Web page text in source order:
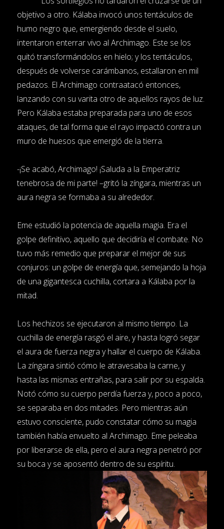
objetivo a otro. Kálaba invocó unos tentáculos de
humo negro que, emergiendo desde el suelo,
intentaron enterrar vivo al Archimago. Este se los
quitó transformándolos en hielo; y los tentáculos,
después de volverse carámbanos, estallaron en mil
pedazos. El Archimago contraatacó entonces,
lanzando con su varita otro de aquellos rayos de luz.
Pero Kálaba estaba preparada para uno de esos
ataques, de tal forma que el rayo impactó contra un
muro de huesos que emergió de la tierra.
-¡Se acabó, Archimago! ¡Saluda a la Emperatriz
tenebrosa de mi parte! –gritó la zíngara, mientras un
aura negra se formaba a su alrededor.
Eme estudió la potencia de aquella magia. Era el
golpe definitivo, aquello que decidiría el combate. No
tuvo más remedio que preparar el mejor de sus
conjuros: un golpe de energía que, semejando la hoja
de una gigantesca cuchilla, cortara a Kálaba por la
mitad.
Los hechizos se ejecutaron al mismo tiempo. La
cuchilla de energía rasgó el aire, y hasta logró segar
el aura de fuerza negra y hallar el cuerpo de Kálaba.
La zíngara sintió cómo le atravesaba la carne, y
hasta las mismas entrañas, para salir por su espalda.
Notó cómo su cuerpo perdía fuerza y, poco a poco,
se separaba en dos mitades. Pero mientras aún
estuvo consciente, pudo constatar cómo su magia
también había envuelto al Archimago. Eme peleaba
por liberarse de ella, pero el aura negra penetró por
su boca y se aposentó dentro de su espíritu.